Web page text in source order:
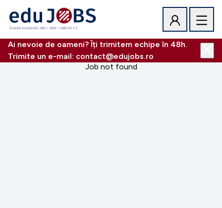
Ai nevoie de oameni? Îți trimitem echipe în 48h.
Trimite un e-mail: contact@edujobs.ro
Job not found